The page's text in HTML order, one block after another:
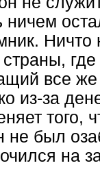
ничем
Ничто
все же
из-за
того,
не был
на